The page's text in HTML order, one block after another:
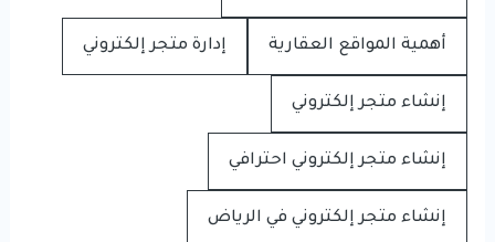
أهمية المواقع العقارية إدارة متجر إلكتروني
إنشاء متجر إلكتروني
إنشاء متجر إلكتروني احترافي
إنشاء متجر إلكتروني في الرياض